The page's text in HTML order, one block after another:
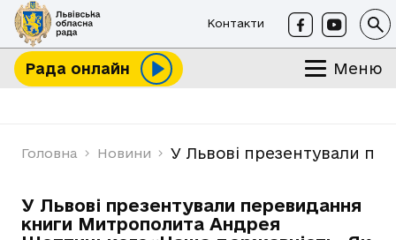
Контакти
Рада онлайн Меню
Головна Новини У Львові презентували
У Львові презентували перевидання
книги Митрополита Андрея